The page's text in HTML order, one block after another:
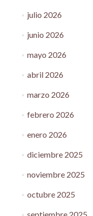
julio 2026
junio 2026
mayo 2026
abril 2026
marzo 2026
febrero 2026
enero 2026
diciembre 2025
noviembre 2025
octubre 2025
septiembre 2025